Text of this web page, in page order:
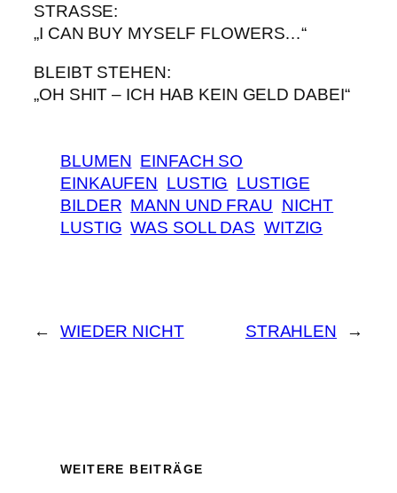
STRASSE:
„I CAN BUY MYSELF FLOWERS…“
BLEIBT STEHEN:
„OH SHIT – ICH HAB KEIN GELD DABEI“
BLUMEN EINFACH SO
EINKAUFEN LUSTIG LUSTIGE
BILDER MANN UND FRAU NICHT
LUSTIG WAS SOLL DAS WITZIG
← WIEDER NICHT STRAHLEN →
WEITERE BEITRÄGE